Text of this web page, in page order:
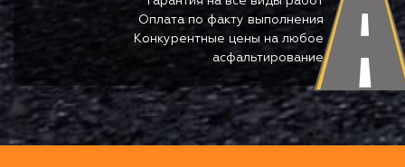
Оплата по факту выполнения
Конкурентные цены на любое
асфальтирование